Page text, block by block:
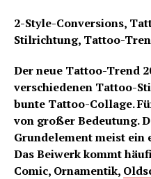
2-Style-Conversions,
Stilrichtung, Tattoo-
Der neue Tattoo-Trend
verschiedenen Tattoo-
bunte Tattoo-Collage.
von großer Bedeutung.
Grundelement meist ein
Das Beiwerk kommt
Comic, Ornamentik,